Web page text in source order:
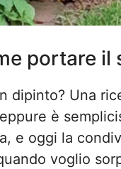
portare il
dipinto? Una
è
e oggi la
voglio